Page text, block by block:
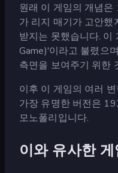
원래 이 게임의 개념
가 리지 매기가 고안했
받지는 못했습니다. 이
Game)'이라고 불렸으
측면을 보여주기 위한
이후 이 게임의 여러
가장 유명한 버전은
모노폴리입니다.
이와 유사한